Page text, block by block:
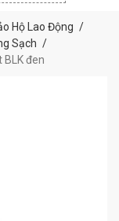
Hộ Lao Động
Sạch
đen